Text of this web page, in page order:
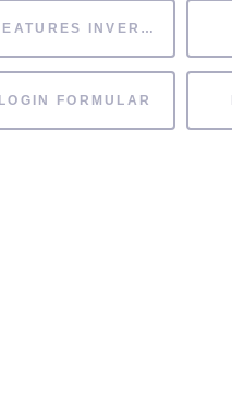
FEATURES INVERTIERT
LOGIN FORMULAR